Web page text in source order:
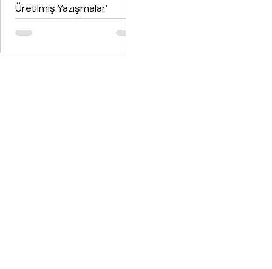
Üretilmiş Yazışmalar'